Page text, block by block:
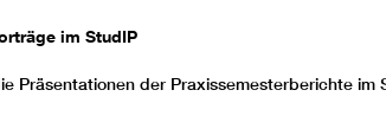
im StudIP
Präsentationen der Praxissemesterberichte im